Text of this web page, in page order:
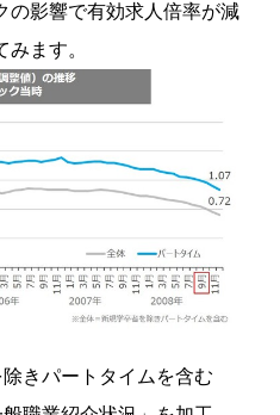
の影響で有効求人倍率が減
ます。
きパートタイムを含む